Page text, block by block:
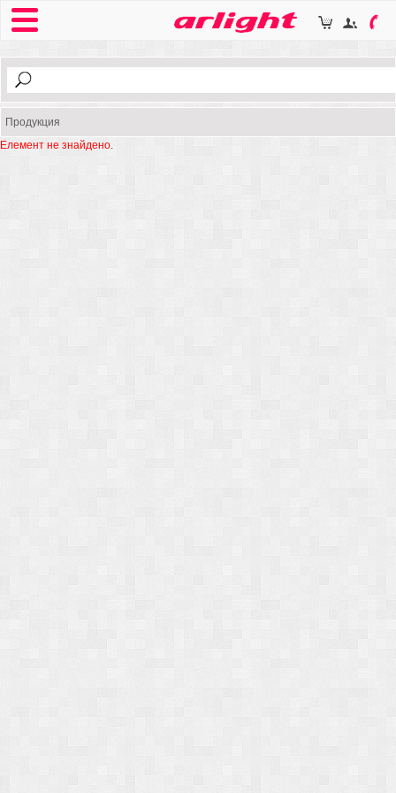
Продукция
Елемент не знайдено.